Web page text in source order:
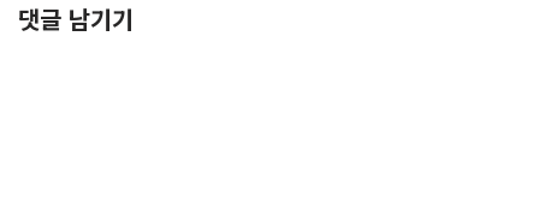
댓글 남기기